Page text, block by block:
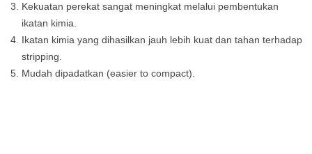
Kekuatan perekat sangat meningkat melalui pembentukan
ikatan kimia.
Ikatan kimia yang dihasilkan jauh lebih kuat dan tahan terhadap
stripping.
Mudah dipadatkan (easier to compact).